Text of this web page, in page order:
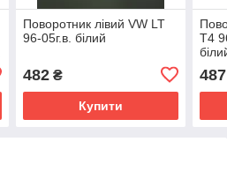
Поворотник лівий VW LT
96-05г.в. білий
482₴
Купити
T4
487